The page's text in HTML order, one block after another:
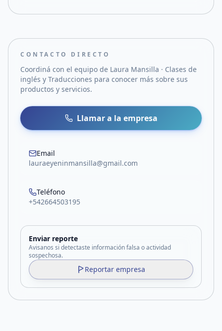
CONTACTO DIRECTO
Coordiná con el equipo de Laura Mansilla · Clases de
inglés y Traducciones para conocer más sobre sus
productos y servicios.
Llamar a la empresa
Email
lauraeyeninmansilla@gmail.com
Teléfono
+542664503195
Enviar reporte
Avisanos si detectaste información falsa o actividad
sospechosa.
Reportar empresa